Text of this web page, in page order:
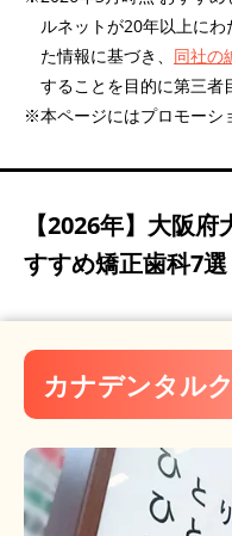
カナデンタル
医療法人梅田
ソ
アモウデンタ
医療法人真摯
クリニック
キートス矯正予
H&S矯正・審
ルネットが20年以上に
た情報に基づき、 同社の
することを目的に第三者
※本ページにはプロモーシ
【2026年】 大阪府
すすめ矯正歯科7選
カナデンタル